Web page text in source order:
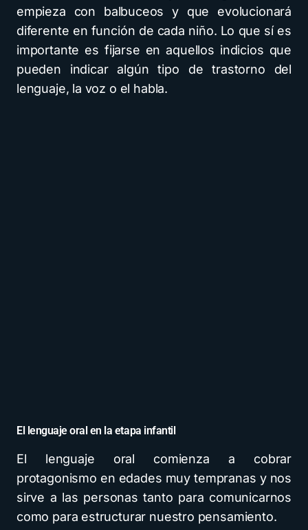
empieza con balbuceos y que evolucionará
diferente en función de cada niño. Lo que sí es
importante es fijarse en aquellos indicios que
pueden indicar algún tipo de trastorno del
lenguaje, la voz o el habla.
El lenguaje oral en la etapa infantil
El lenguaje oral comienza a cobrar
protagonismo en edades muy tempranas y nos
sirve a las personas tanto para comunicarnos
como para estructurar nuestro pensamiento.